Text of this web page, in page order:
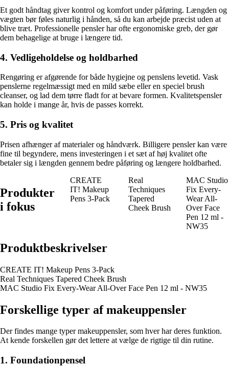
Et godt håndtag giver kontrol og komfort under påføring. Længden og
vægten bør føles naturlig i hånden, så du kan arbejde præcist uden at
blive træt. Professionelle pensler har ofte ergonomiske greb, der gør
dem behagelige at bruge i længere tid.
4. Vedligeholdelse og holdbarhed
Rengøring er afgørende for både hygiejne og penslens levetid. Vask
penslerne regelmæssigt med en mild sæbe eller en speciel brush
cleanser, og lad dem tørre fladt for at bevare formen. Kvalitetspensler
kan holde i mange år, hvis de passes korrekt.
5. Pris og kvalitet
Prisen afhænger af materialer og håndværk. Billigere pensler kan være
fine til begyndere, mens investeringen i et sæt af høj kvalitet ofte
betaler sig i længden gennem bedre påføring og længere holdbarhed.
Produkter
i fokus
CREATE
IT! Makeup
Pens 3-Pack
Real
Techniques
Tapered
Cheek Brush
MAC Studio
Fix Every-
Wear All-
Over Face
Pen 12 ml -
NW35
Produktbeskrivelser
CREATE IT! Makeup Pens 3-Pack
Real Techniques Tapered Cheek Brush
MAC Studio Fix Every-Wear All-Over Face Pen 12 ml - NW35
Forskellige typer af makeuppensler
Der findes mange typer makeuppensler, som hver har deres funktion.
At kende forskellen gør det lettere at vælge de rigtige til din rutine.
1. Foundationpensel